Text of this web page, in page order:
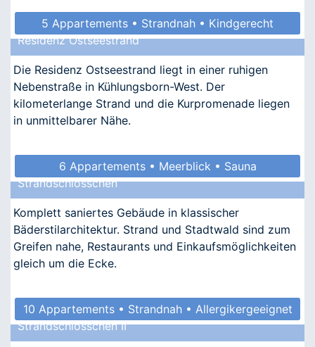
5 Appartements • Strandnah • Kindgerecht
• Allergikergeeignet
Residenz Ostseestrand
Die Residenz Ostseestrand liegt in einer ruhigen
Nebenstraße in Kühlungsborn-West. Der
kilometerlange Strand und die Kurpromenade liegen
in unmittelbarer Nähe.
6 Appartements • Meerblick • Sauna
• Allergikergeeignet
Strandschlösschen
Komplett saniertes Gebäude in klassischer
Bäderstilarchitektur. Strand und Stadtwald sind zum
Greifen nahe, Restaurants und Einkaufsmöglichkeiten
gleich um die Ecke.
10 Appartements • Strandnah • Allergikergeeignet
Strandschlösschen II